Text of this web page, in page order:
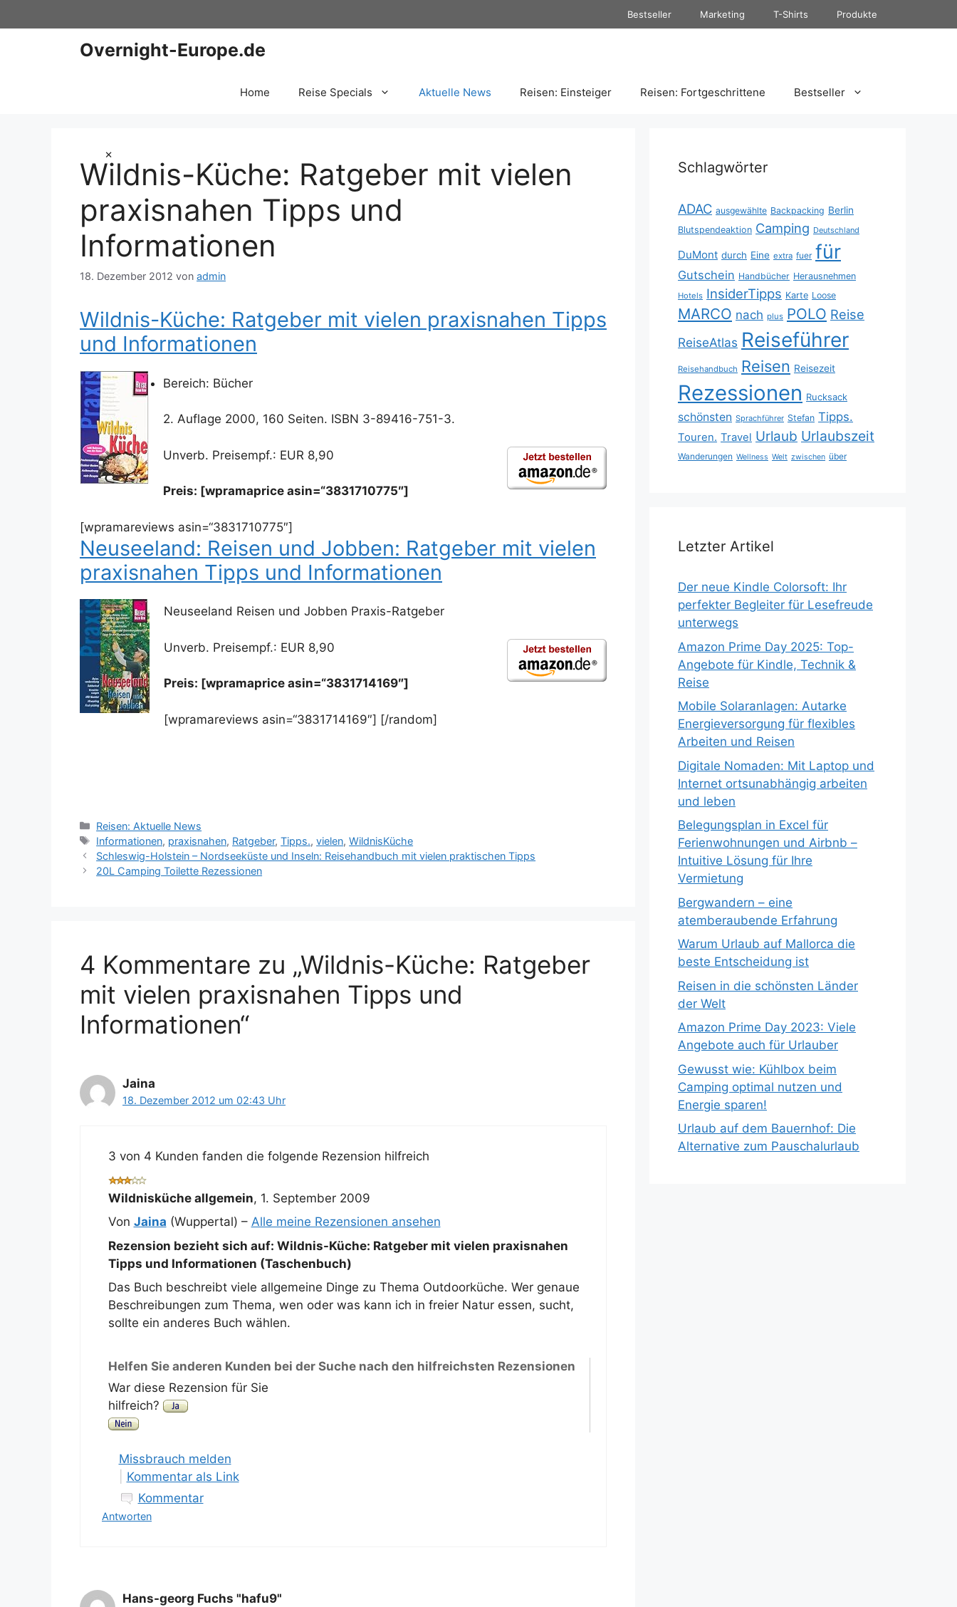
×
Inhalt
Bestseller Marketing T-Shirts Produkte
Overnight-Europe.de
Home Reise Specials Aktuelle News Reisen: Einsteiger Reisen: Fortgeschrittene Bestseller
Wildnis-Küche: Ratgeber mit vielen
praxisnahen Tipps und
Informationen
18. Dezember 2012 von admin
Wildnis-Küche: Ratgeber mit vielen praxisnahen Tipps
und Informationen
Bereich: Bücher
2. Auflage 2000, 160 Seiten. ISBN 3-89416-751-3.
Unverb. Preisempf.: EUR 8,90
Preis: [wpramaprice asin=“3831710775″]
[wpramareviews asin=“3831710775″]
Neuseeland: Reisen und Jobben: Ratgeber mit vielen
praxisnahen Tipps und Informationen
Neuseeland Reisen und Jobben Praxis-Ratgeber
Unverb. Preisempf.: EUR 8,90
Preis: [wpramaprice asin=“3831714169″]
[wpramareviews asin=“3831714169″] [/random]
Kategorien
Reisen: Aktuelle News
Schlagwörter
Informationen, praxisnahen, Ratgeber,Tipps.,vielen,WildnisKüche
Schleswig-Holstein – Nordseeküste und Inseln: Reisehandbuch mit vielen praktischen Tipps
20L Camping Toilette Rezessionen
4 Kommentare zu „Wildnis-Küche: Ratgeber
mit vielen praxisnahen Tipps und
Informationen“
Jaina
18. Dezember 2012 um 02:43 Uhr
3 von 4 Kunden fanden die folgende Rezension hilfreich
Wildnisküche allgemein, 1. September 2009
Von Jaina (Wuppertal) – Alle meine Rezensionen ansehen
Rezension bezieht sich auf: Wildnis-Küche: Ratgeber mit vielen praxisnahen
Tipps und Informationen (Taschenbuch)
Das Buch beschreibt viele allgemeine Dinge zu Thema Outdoorküche. Wer genaue
Beschreibungen zum Thema, wen oder was kann ich in freier Natur essen, sucht,
sollte ein anderes Buch wählen.
Helfen Sie anderen Kunden bei der Suche nach den hilfreichsten Rezensionen
War diese Rezension für Sie
hilfreich?
Missbrauch melden
Kommentar als Link
Kommentar
Antworten
Hans-georg Fuchs "hafu9"
Schlagwörter
ADAC ausgewählte Backpacking Berlin
Blutspendeaktion Camping Deutschland
DuMont durch Eine extra fuer für
Gutschein Handbücher Herausnehmen
Hotels InsiderTipps Karte Loose
MARCO nach plus POLO Reise
ReiseAtlas Reiseführer
Reisehandbuch Reisen Reisezeit
Rezessionen Rucksack
schönsten Sprachführer Stefan Tipps.
Touren. Travel Urlaub Urlaubszeit
Wanderungen Wellness Welt zwischen über
Letzter Artikel
Der neue Kindle Colorsoft: Ihr
perfekter Begleiter für Lesefreude
unterwegs
Amazon Prime Day 2025: Top-
Angebote für Kindle, Technik &
Reise
Mobile Solaranlagen: Autarke
Energieversorgung für flexibles
Arbeiten und Reisen
Digitale Nomaden: Mit Laptop und
Internet ortsunabhängig arbeiten
und leben
Belegungsplan in Excel für
Ferienwohnungen und Airbnb –
Intuitive Lösung für Ihre
Vermietung
Bergwandern – eine
atemberaubende Erfahrung
Warum Urlaub auf Mallorca die
beste Entscheidung ist
Reisen in die schönsten Länder
der Welt
Amazon Prime Day 2023: Viele
Angebote auch für Urlauber
Gewusst wie: Kühlbox beim
Camping optimal nutzen und
Energie sparen!
Urlaub auf dem Bauernhof: Die
Alternative zum Pauschalurlaub